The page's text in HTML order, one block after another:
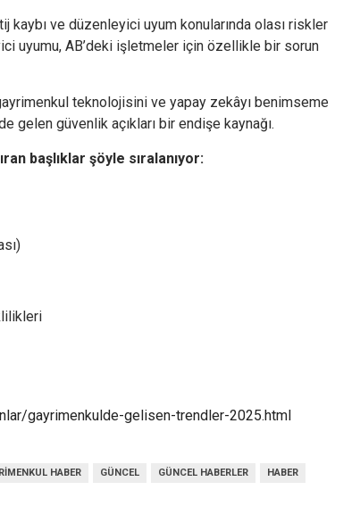
ve düzenleyici uyum konularında olası riskler
uyumu, AB’deki işletmeler için özellikle bir sorun
teknolojisini ve yapay zekâyı benimseme
gelen güvenlik açıkları bir endişe kaynağı.
başlıklar şöyle sıralanıyor:
gayrimenkulde-gelisen-trendler-2025.html
HABER GÜNCEL GÜNCEL HABERLER HABER